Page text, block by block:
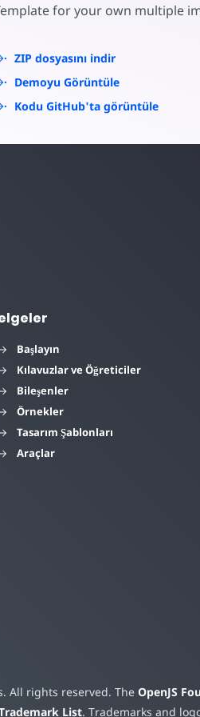
for your own multiple
ZIP dosyasını indir
Demoyu Görüntüle
Kodu GitHub'ta görüntüle
Başlayın
Kılavuzlar ve Öğreticiler
Bileşenler
Örnekler
Tasarım Şablonları
Araçlar
All rights reserved. The OpenJS
List. Trademarks and